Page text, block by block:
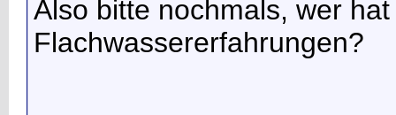
Also bitte nochmals, wer
Flachwassererfahrungen?